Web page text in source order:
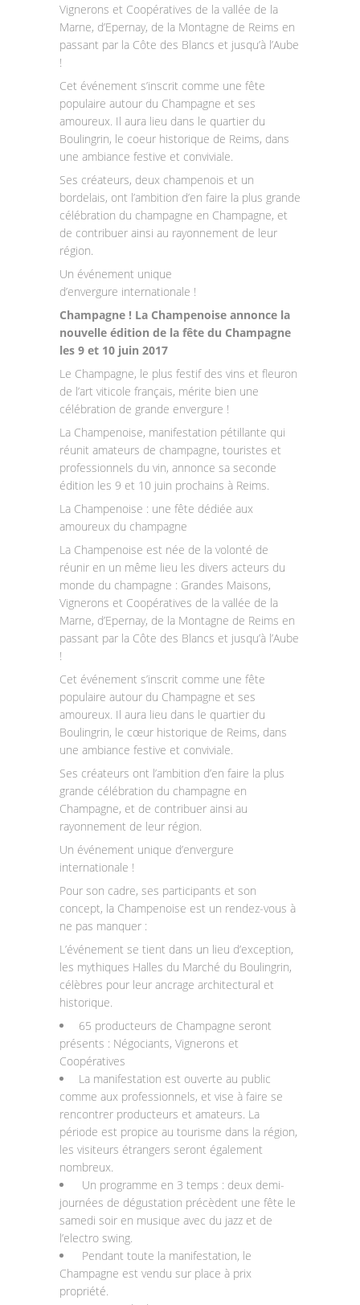
Vignerons et Coopératives de la vallée de la
Marne, d’Epernay, de la Montagne de Reims en
passant par la Côte des Blancs et jusqu’à l’Aube
!
Cet événement s’inscrit comme une fête
populaire autour du Champagne et ses
amoureux. Il aura lieu dans le quartier du
Boulingrin, le coeur historique de Reims, dans
une ambiance festive et conviviale.
Ses créateurs, deux champenois et un
bordelais, ont l’ambition d’en faire la plus grande
célébration du champagne en Champagne, et
de contribuer ainsi au rayonnement de leur
région.
Un événement unique
d’envergure internationale !
Champagne ! La Champenoise annonce la
nouvelle édition de la fête du Champagne
les 9 et 10 juin 2017
Le Champagne, le plus festif des vins et fleuron
de l’art viticole français, mérite bien une
célébration de grande envergure !
La Champenoise, manifestation pétillante qui
réunit amateurs de champagne, touristes et
professionnels du vin, annonce sa seconde
édition les 9 et 10 juin prochains à Reims.
La Champenoise : une fête dédiée aux
amoureux du champagne
La Champenoise est née de la volonté de
réunir en un même lieu les divers acteurs du
monde du champagne : Grandes Maisons,
Vignerons et Coopératives de la vallée de la
Marne, d’Epernay, de la Montagne de Reims en
passant par la Côte des Blancs et jusqu’à l’Aube
!
Cet événement s’inscrit comme une fête
populaire autour du Champagne et ses
amoureux. Il aura lieu dans le quartier du
Boulingrin, le cœur historique de Reims, dans
une ambiance festive et conviviale.
Ses créateurs ont l’ambition d’en faire la plus
grande célébration du champagne en
Champagne, et de contribuer ainsi au
rayonnement de leur région.
Un événement unique d’envergure
internationale !
Pour son cadre, ses participants et son
concept, la Champenoise est un rendez-vous à
ne pas manquer :
L’événement se tient dans un lieu d’exception,
les mythiques Halles du Marché du Boulingrin,
célèbres pour leur ancrage architectural et
historique.
65 producteurs de Champagne seront
présents : Négociants, Vignerons et
Coopératives
La manifestation est ouverte au public
comme aux professionnels, et vise à faire se
rencontrer producteurs et amateurs. La
période est propice au tourisme dans la région,
les visiteurs étrangers seront également
nombreux.
Un programme en 3 temps : deux demi-
journées de dégustation précèdent une fête le
samedi soir en musique avec du jazz et de
l’electro swing.
Pendant toute la manifestation, le
Champagne est vendu sur place à prix
propriété.